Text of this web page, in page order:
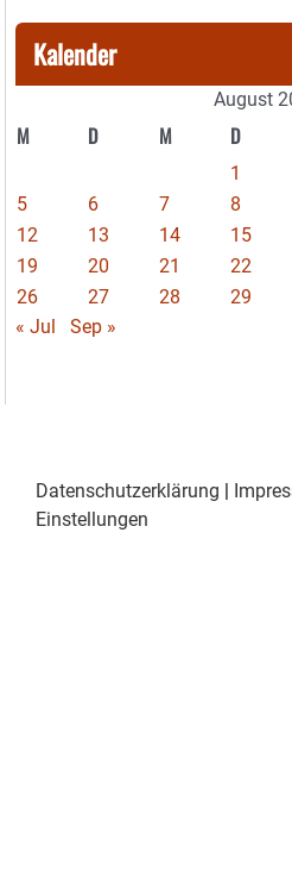
Kalender
August
M D M D
1
5
6 7 8
12
13 14 15
19
20 21 22
26
27 28 29
« Jul
Sep »
Datenschutzerklärung |
Einstellungen